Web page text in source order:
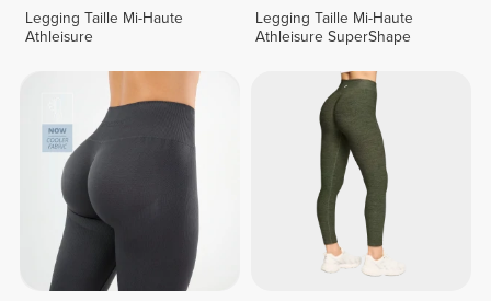
Legging Taille Mi-Haute
Athleisure
Legging Taille Mi-Haute
Athleisure SuperShape